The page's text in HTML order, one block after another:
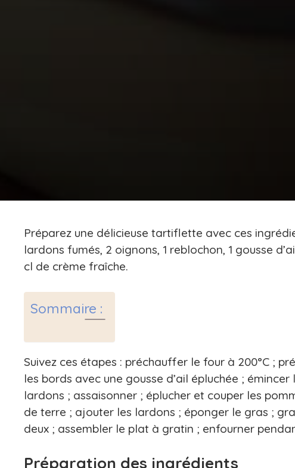
Préparez une délicieuse tartiflette avec ces
lardons fumés, 2 oignons, 1 reblochon, 1 gousse
cl de crème fraîche.
Sommaire :
Suivez ces étapes : préchauffer le four à 200°C ;
les bords avec une gousse d’ail épluchée ;
lardons ; assaisonner ; éplucher et couper les
de terre ; ajouter les lardons ; éponger le gras ;
deux ; assembler le plat à gratin ; enfourner
Préparation des ingrédients